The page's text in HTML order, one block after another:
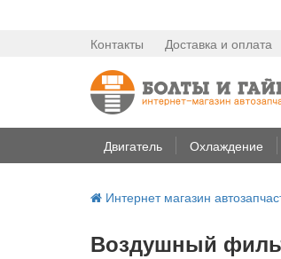
Контакты Доставка и оплата
Двигатель Охлаждение
Интернет магазин
Воздушный